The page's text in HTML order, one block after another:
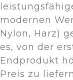
modernen
Nylon, Harz)
es, von der
Endprodukt
Preis zu